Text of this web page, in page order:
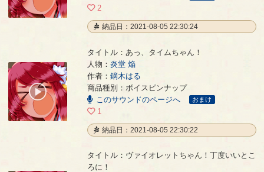
2
納品日：2021-08-05 22:30:24
あっ、タイムちゃん！ - 鏑木はる
タイトル：あっ、タイムちゃん！
人物： 炎堂 焔
作者： 鏑木はる
商品種別：ボイスピンナップ
このサウンドのページへ
おまけ
1
納品日：2021-08-05 22:30:22
タイトル：ヴァイオレットちゃん！丁度いいとこ
ろに！